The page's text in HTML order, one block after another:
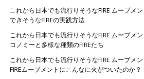
これから日本でも流行りそうなFIRE ムーブメ
できそうなFIREの実践方法
これから日本でも流行りそうなFIRE ムーブメ
コノミーと多様な種類のFIREたち
これから日本でも流行りそうなFIRE ムーブメ
FIREムーブメントにこんなに火がついたのか？